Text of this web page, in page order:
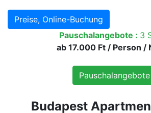
Preise, Online-Buchung
Pauschalangebote : 3
ab 17.000 Ft / Person /
Pauschalangebote
Budapest